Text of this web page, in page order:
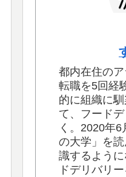
都内在住のア
転職を5回経
的に組織に
て、フード
く。2020年
の大学」を
識するよう
ドデリバリ